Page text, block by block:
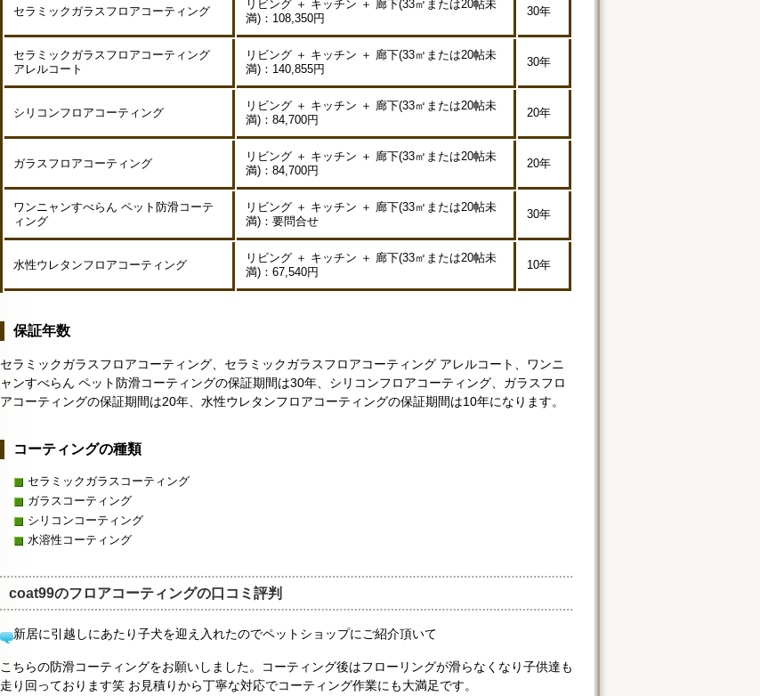
セラミックガラスフロアコーティング
リビング ＋ キッチン ＋ 廊下(33㎡または20帖未
満)：108,350円
30年
セラミックガラスフロアコーティング
アレルコート
リビング ＋ キッチン ＋ 廊下(33㎡または20帖未
満)：140,855円
30年
シリコンフロアコーティング
リビング ＋ キッチン ＋ 廊下(33㎡または20帖未
満)：84,700円
20年
ガラスフロアコーティング
リビング ＋ キッチン ＋ 廊下(33㎡または20帖未
満)：84,700円
20年
ワンニャンすべらん ペット防滑コーテ
ィング
リビング ＋ キッチン ＋ 廊下(33㎡または20帖未
満)：要問合せ
30年
水性ウレタンフロアコーティング
リビング ＋ キッチン ＋ 廊下(33㎡または20帖未
満)：67,540円
10年
保証年数
セラミックガラスフロアコーティング、セラミックガラスフロアコーティング アレルコート、ワンニ
ャンすべらん ペット防滑コーティングの保証期間は30年、シリコンフロアコーティング、ガラスフロ
アコーティングの保証期間は20年、水性ウレタンフロアコーティングの保証期間は10年になります。
コーティングの種類
セラミックガラスコーティング
ガラスコーティング
シリコンコーティング
水溶性コーティング
coat99のフロアコーティングの口コミ評判
新居に引越しにあたり子犬を迎え入れたのでペットショップにご紹介頂いて
こちらの防滑コーティングをお願いしました。コーティング後はフローリングが滑らなくなり子供達も
走り回っております笑 お見積りから丁寧な対応でコーティング作業にも大満足です。